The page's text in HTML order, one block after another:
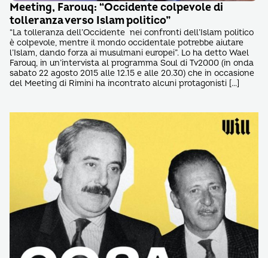
Meeting, Farouq: “Occidente colpevole di
tolleranza verso Islam politico”
“La tolleranza dell’Occidente nei confronti dell’Islam politico
è colpevole, mentre il mondo occidentale potrebbe aiutare
l’Islam, dando forza ai musulmani europei”. Lo ha detto Wael
Farouq, in un’intervista al programma Soul di Tv2000 (in onda
sabato 22 agosto 2015 alle 12.15 e alle 20.30) che in occasione
del Meeting di Rimini ha incontrato alcuni protagonisti […]